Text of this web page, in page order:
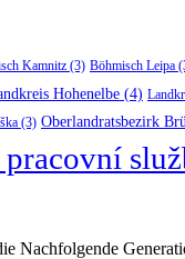
Kamnitz (3) Böhmisch Leipa
Hohenelbe (4)
(3) Oberlandratsbezirk
pracovní
Nachfolgende